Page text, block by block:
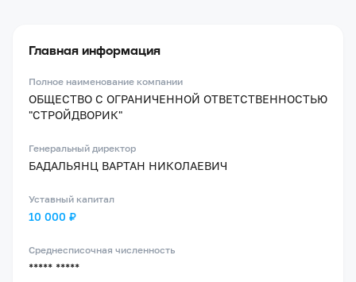
Главная информация
Полное наименование компании
ОБЩЕСТВО С ОГРАНИЧЕННОЙ ОТВЕТСТВЕННОСТЬЮ
"СТРОЙДВОРИК"
Генеральный директор
БАДАЛЬЯНЦ ВАРТАН НИКОЛАЕВИЧ
Уставный капитал
10 000 ₽
Среднесписочная численность
***** *****